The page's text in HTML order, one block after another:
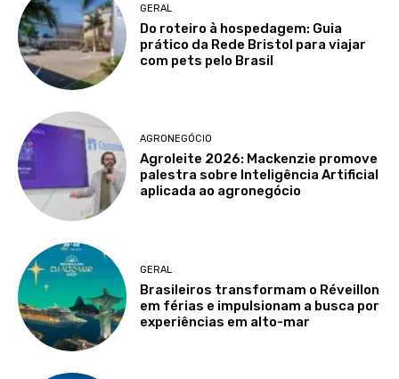
GERAL
Do roteiro à hospedagem: Guia
prático da Rede Bristol para viajar
com pets pelo Brasil
AGRONEGÓCIO
Agroleite 2026: Mackenzie promove
palestra sobre Inteligência Artificial
aplicada ao agronegócio
GERAL
Brasileiros transformam o Réveillon
em férias e impulsionam a busca por
experiências em alto-mar